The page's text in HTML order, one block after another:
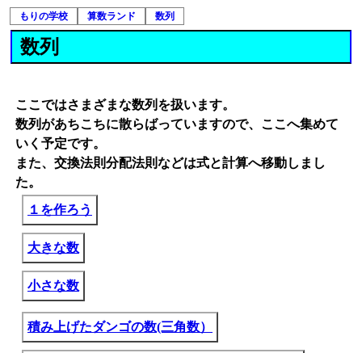
もりの学校 算数ランド 数列
数列
ここではさまざまな数列を扱います。
数列があちこちに散らばっていますので、ここへ集めて
いく予定です。
また、交換法則分配法則などは式と計算へ移動しまし
た。
１を作ろう
大きな数
小さな数
積み上げたダンゴの数(三角数）